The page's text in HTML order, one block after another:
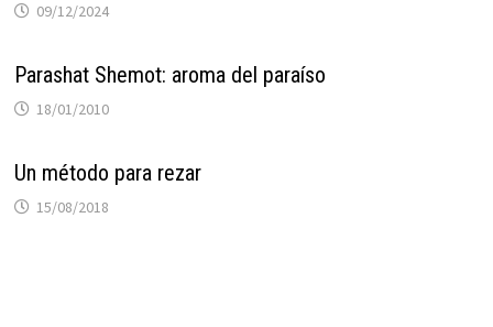
09/12/2024
Parashat Shemot: aroma del paraíso
18/01/2010
Un método para rezar
15/08/2018